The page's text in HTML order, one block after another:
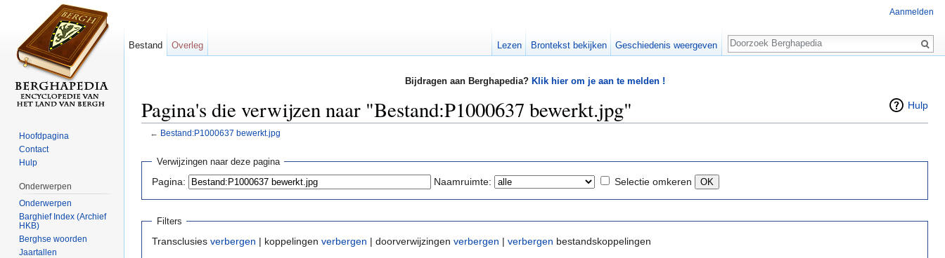
Bijdragen aan Berghapedia? Klik hier om je aan te melden !
Hulp
Pagina's die verwijzen naar "Bestand:P1000637 bewerkt.jpg"
← Bestand:P1000637 bewerkt.jpg
Verwijzingen naar deze pagina
Pagina: Naamruimte: Selectie omkeren
Filters
Transclusies verbergen | koppelingen verbergen | doorverwijzingen verbergen | verbergen bestandskoppelingen
Aanmelden
Bestand Overleg Lezen Brontekst bekijken Geschiedenis weergeven
Zoeken
Hoofdpagina
Contact
Hulp
Onderwerpen
Onderwerpen
Barghief Index (Archief
HKB)
Berghse woorden
Jaartallen